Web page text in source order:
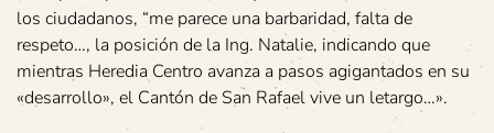
los ciudadanos, “me parece una barbaridad, falta de
respeto…, la posición de la Ing. Natalie, indicando que
mientras Heredia Centro avanza a pasos agigantados en su
«desarrollo», el Cantón de San Rafael vive un letargo…».